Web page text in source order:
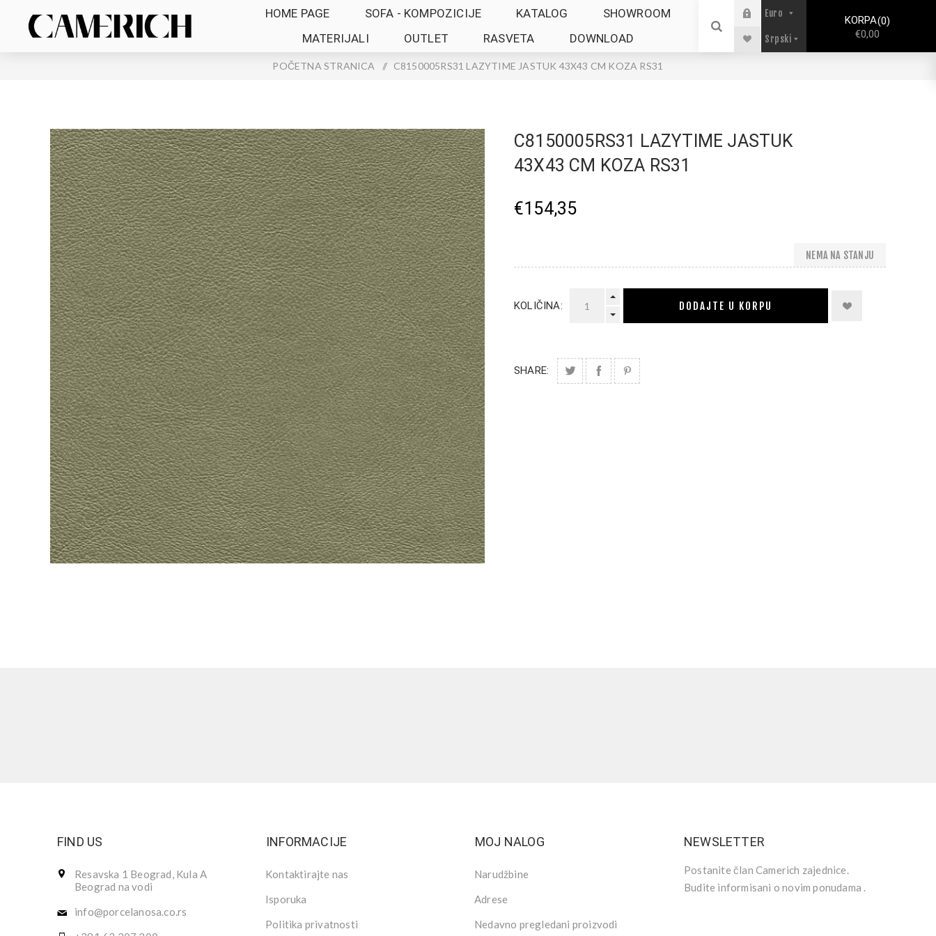
HOME PAGE SOFA - KOMPOZICIJE KATALOG
SHOWROOM
MATERIJALI
OUTLET RASVETA DOWNLOAD
KORPA 0
€0,00
POČETNA STRANICA / C8150005RS31 LAZYTIME JASTUK 43X43 CM KOZA RS31
C8150005RS31 LAZYTIME JASTUK
43X43 CM KOZA RS31
€154,35
NEMA NA STANJU
KOLIČINA: DODAJTE U KORPU
SHARE:
FIND US
Resavska 1 Beograd, Kula A
Beograd na vodi
info@porcelanosa.co.rs
INFORMACIJE
Kontaktirajte nas
Isporuka
Politika privatnosti
MOJ NALOG
Narudžbine
Adrese
Nedavno pregledani proizvodi
NEWSLETTER
Postanite član Camerich zajednice.
Budite informisani o novim ponudama .